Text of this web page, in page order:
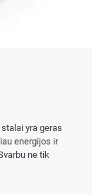
yra geras
energijos ir
ne tik